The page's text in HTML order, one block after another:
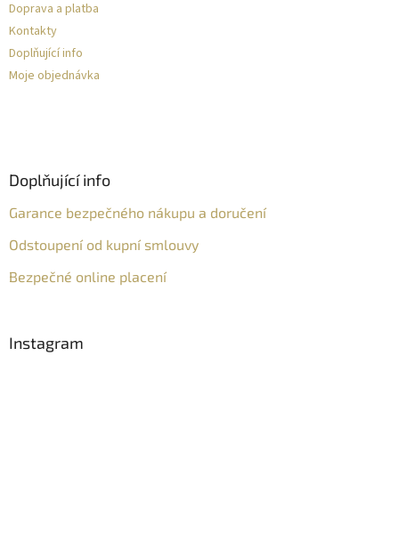
Doprava a platba
Kontakty
Doplňující info
Moje objednávka
Doplňující info
Garance bezpečného nákupu a doručení
Odstoupení od kupní smlouvy
Bezpečné online placení
Instagram